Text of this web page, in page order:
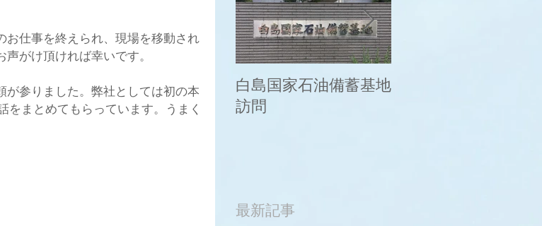
仕事を終えられ、現場を移動され
がけ頂ければ幸いです。
が参りました。弊社としては初の本
をまとめてもらっています。うまく
白島国家石油備蓄基地
訪問
最新記事